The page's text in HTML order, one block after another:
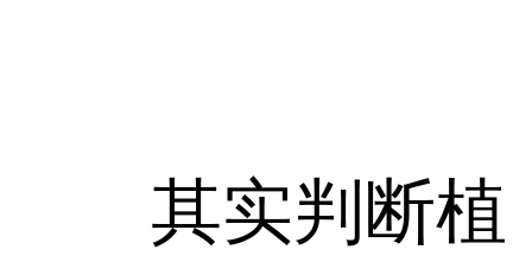
其实判断植